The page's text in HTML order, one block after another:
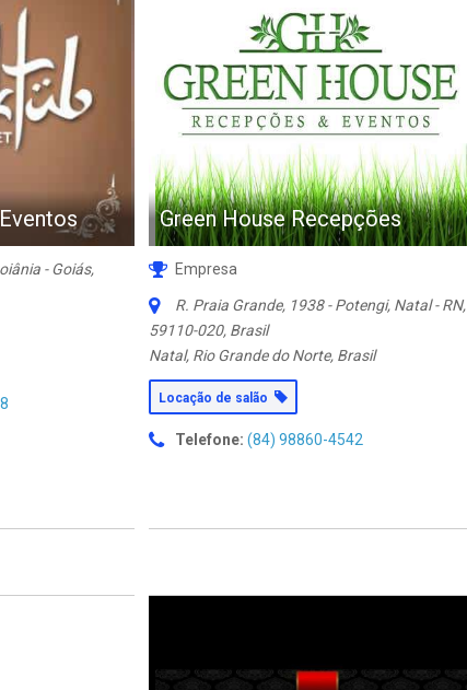
- Goiás,
Green House Recepções
Empresa
R. Praia Grande, 1938 - Potengi, Natal - RN,
59110-020, Brasil
Natal, Rio Grande do Norte, Brasil
Locação de salão
Telefone: (84) 98860-4542